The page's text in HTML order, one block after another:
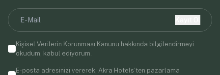
Kişisel Verilerin Korunması Kanunu hakkında bilgilendirmeyi
okudum, kabul ediyorum.
E-posta adresinizi vererek, Akra Hotels'ten pazarlama